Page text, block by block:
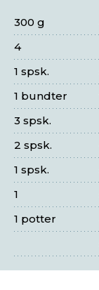
300 g
4
1 spsk.
1 bundter
3 spsk.
2 spsk.
1 spsk.
1
1 potter